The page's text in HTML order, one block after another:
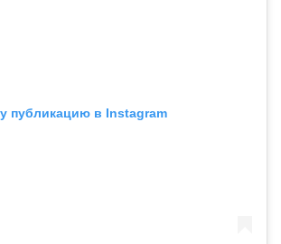
публикацию в Instagram